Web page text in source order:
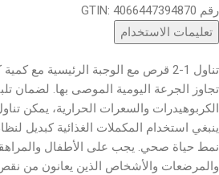
رقم GTIN: 4066447394870
تعليمات الاستخدام
تناول 1-2 قرص مع الوجبة الرئيسية مع
تجاوز الجرعة اليومية الموصى بها. لضمان
الكربوهيدرات والسعرات الحرارية، يمكن
ينبغي استخدام المكملات الغذائية كبديل
نمط حياة صحي. يجب على الأطفال
والمرضعات والأشخاص الذين يعانون من